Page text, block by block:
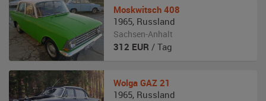
Moskwitsch 408
1965, Russland
Sachsen-Anhalt
312 EUR / Tag
Wolga GAZ 21
1965, Russland